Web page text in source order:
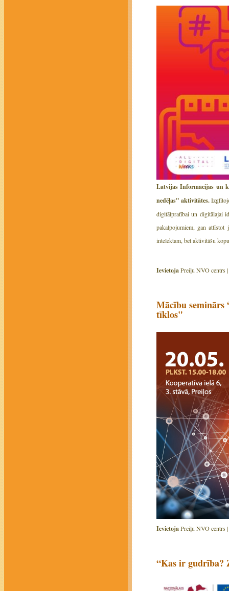
Latvijas Informācijas un
nedēļas" aktivitātes.
digitālpratībai un digitālajai
pakalpojumiem, gan
intelektam, bet aktivitāšu
IevietojaPreiļu NVO centrs |
Mācību seminārs
tīklos"
IevietojaPreiļu NVO centrs |
“Kas ir gudrība?